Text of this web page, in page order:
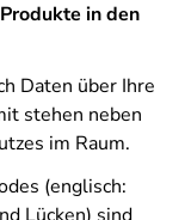
in den
Daten über Ihre
stehen neben
im Raum.
(englisch: